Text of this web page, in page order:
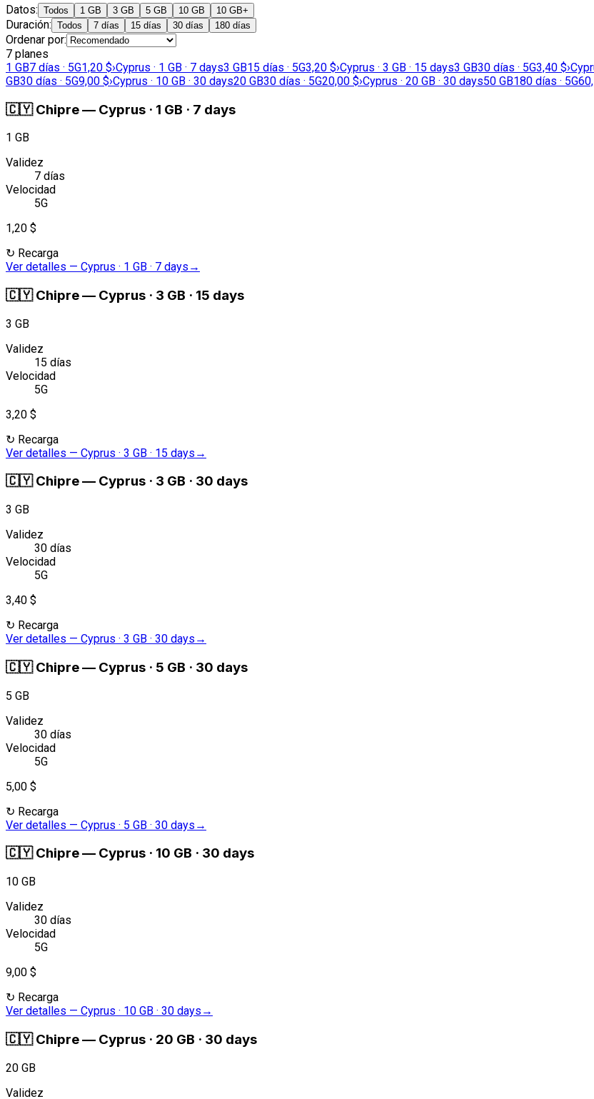
Datos: Todos 1 GB 3 GB 5 GB 10 GB 10 GB+
Duración: Todos 7 días 15 días 30 días 180 días
Ordenar por:
7 planes
1 GB7 días · 5G1,20 $›Cyprus · 1 GB · 7 days3 GB15 días · 5G3,20 $›Cyprus · 3 GB · 15 days3 GB30 días · 5G3,40 $›
GB30 días · 5G9,00 $›Cyprus · 10 GB · 30 days20 GB30 días · 5G20,00 $›Cyprus · 20 GB · 30 days50 GB180 días · 5G
🇨🇾 Chipre— Cyprus · 1 GB · 7 days
1 GB
Validez
7 días
Velocidad
5G
1,20 $
↻ Recarga
Ver detalles — Cyprus · 1 GB · 7 days →
🇨🇾 Chipre— Cyprus · 3 GB · 15 days
3 GB
Validez
15 días
Velocidad
5G
3,20 $
↻ Recarga
Ver detalles — Cyprus · 3 GB · 15 days →
🇨🇾 Chipre— Cyprus · 3 GB · 30 days
3 GB
Validez
30 días
Velocidad
5G
3,40 $
↻ Recarga
Ver detalles — Cyprus · 3 GB · 30 days →
🇨🇾 Chipre— Cyprus · 5 GB · 30 days
5 GB
Validez
30 días
Velocidad
5G
5,00 $
↻ Recarga
Ver detalles — Cyprus · 5 GB · 30 days →
🇨🇾 Chipre— Cyprus · 10 GB · 30 days
10 GB
Validez
30 días
Velocidad
5G
9,00 $
↻ Recarga
Ver detalles — Cyprus · 10 GB · 30 days →
🇨🇾 Chipre— Cyprus · 20 GB · 30 days
20 GB
Validez